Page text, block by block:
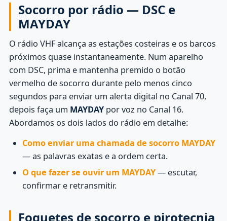
Socorro por rádio — DSC e
MAYDAY
O rádio VHF alcança as estações costeiras e os barcos
próximos quase instantaneamente. Num aparelho
com DSC, prima e mantenha premido o botão
vermelho de socorro durante pelo menos cinco
segundos para enviar um alerta digital no Canal 70,
depois faça um MAYDAY por voz no Canal 16.
Abordamos os dois lados do rádio em detalhe:
Como enviar uma chamada de socorro MAYDAY
— as palavras exatas e a ordem certa.
O que fazer se ouvir um MAYDAY— escutar,
confirmar e retransmitir.
Foguetes de socorro e pirotecnia